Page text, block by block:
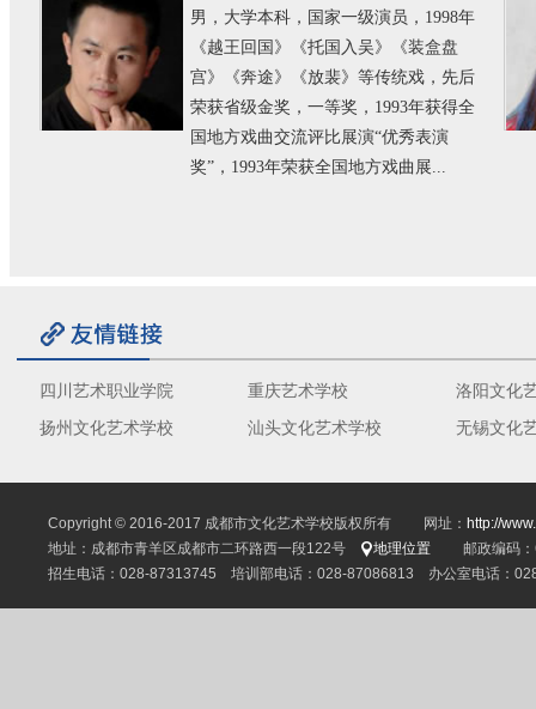
男，大学本科，国家一级演员，1998年
《越王回国》《托国入吴》《装盒盘
宫》《奔途》《放裴》等传统戏，先后
荣获省级金奖，一等奖，1993年获得全
国地方戏曲交流评比展演“优秀表演
奖”，1993年荣获全国地方戏曲展...
四川艺术职业学院 重庆艺术学校 洛阳文化
扬州文化艺术学校 汕头文化艺术学校 无锡文化
Copyright © 2016-2017 成都市文化艺术学校版权所有 网址： http://
地址：成都市青羊区成都市二环路西一段122号
地理位置 邮政编码：
招生电话：028-87313745 培训部电话：028-87086813 办公室电话：